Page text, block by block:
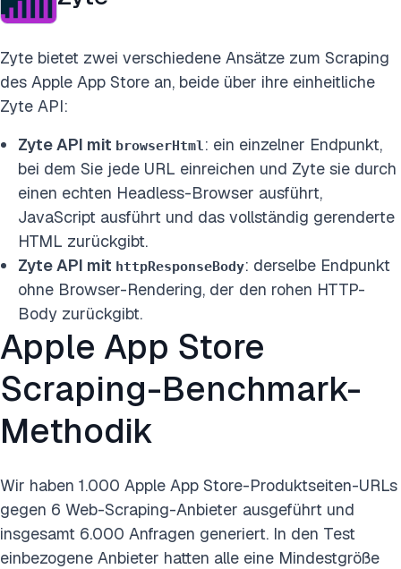
Zyte bietet zwei verschiedene Ansätze zum Scraping
des Apple App Store an, beide über ihre einheitliche
Zyte API:
Zyte API mit browserHtml : ein einzelner Endpunkt,
bei dem Sie jede URL einreichen und Zyte sie durch
einen echten Headless-Browser ausführt,
JavaScript ausführt und das vollständig gerenderte
HTML zurückgibt.
Zyte API mit httpResponseBody: derselbe Endpunkt
ohne Browser-Rendering, der den rohen HTTP-
Body zurückgibt.
Apple App Store
Scraping-Benchmark-
Methodik
Wir haben 1.000 Apple App Store-Produktseiten-URLs
gegen 6 Web-Scraping-Anbieter ausgeführt und
insgesamt 6.000 Anfragen generiert. In den Test
einbezogene Anbieter hatten alle eine Mindestgröße